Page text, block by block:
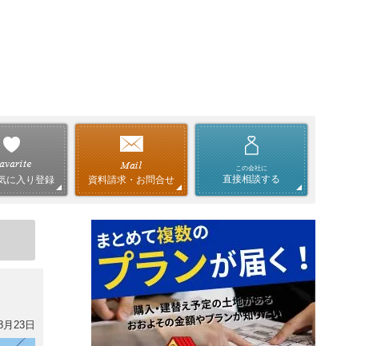
に入り登録 資料請求・お問合せ
この会社に
直接相談する
23日